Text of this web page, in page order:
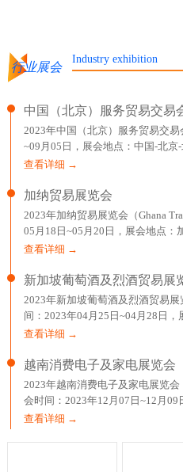
行业展会
Industry exhibition
中国（北京）服务贸易交易
2023年中国（北京）服务贸易交
~09月05日，展会地点：中国-北京
主办方：中华人民共和国商务部、
查看详细 →
加纳贸易展览会
2023年加纳贸易展览会（Ghana
05月18日~05月20日，展会地点：
克拉国际贸易展览中心，主办方：
查看详细 →
新加坡葡萄酒及烈酒贸易展
2023年新加坡葡萄酒及烈酒贸易展
间：2023年04月25日~04月28日
Drive Singapore 486150
查看详细 →
越南消费电子及家电展览会
2023年越南消费电子及家电展览
会时间：2023年12月07日~12月
市-799 Nguyen Van Linh,Tan Phu
查看详细 →